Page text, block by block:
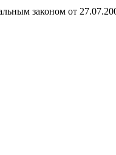
законом от